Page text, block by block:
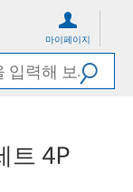
마이페이지
트 4P